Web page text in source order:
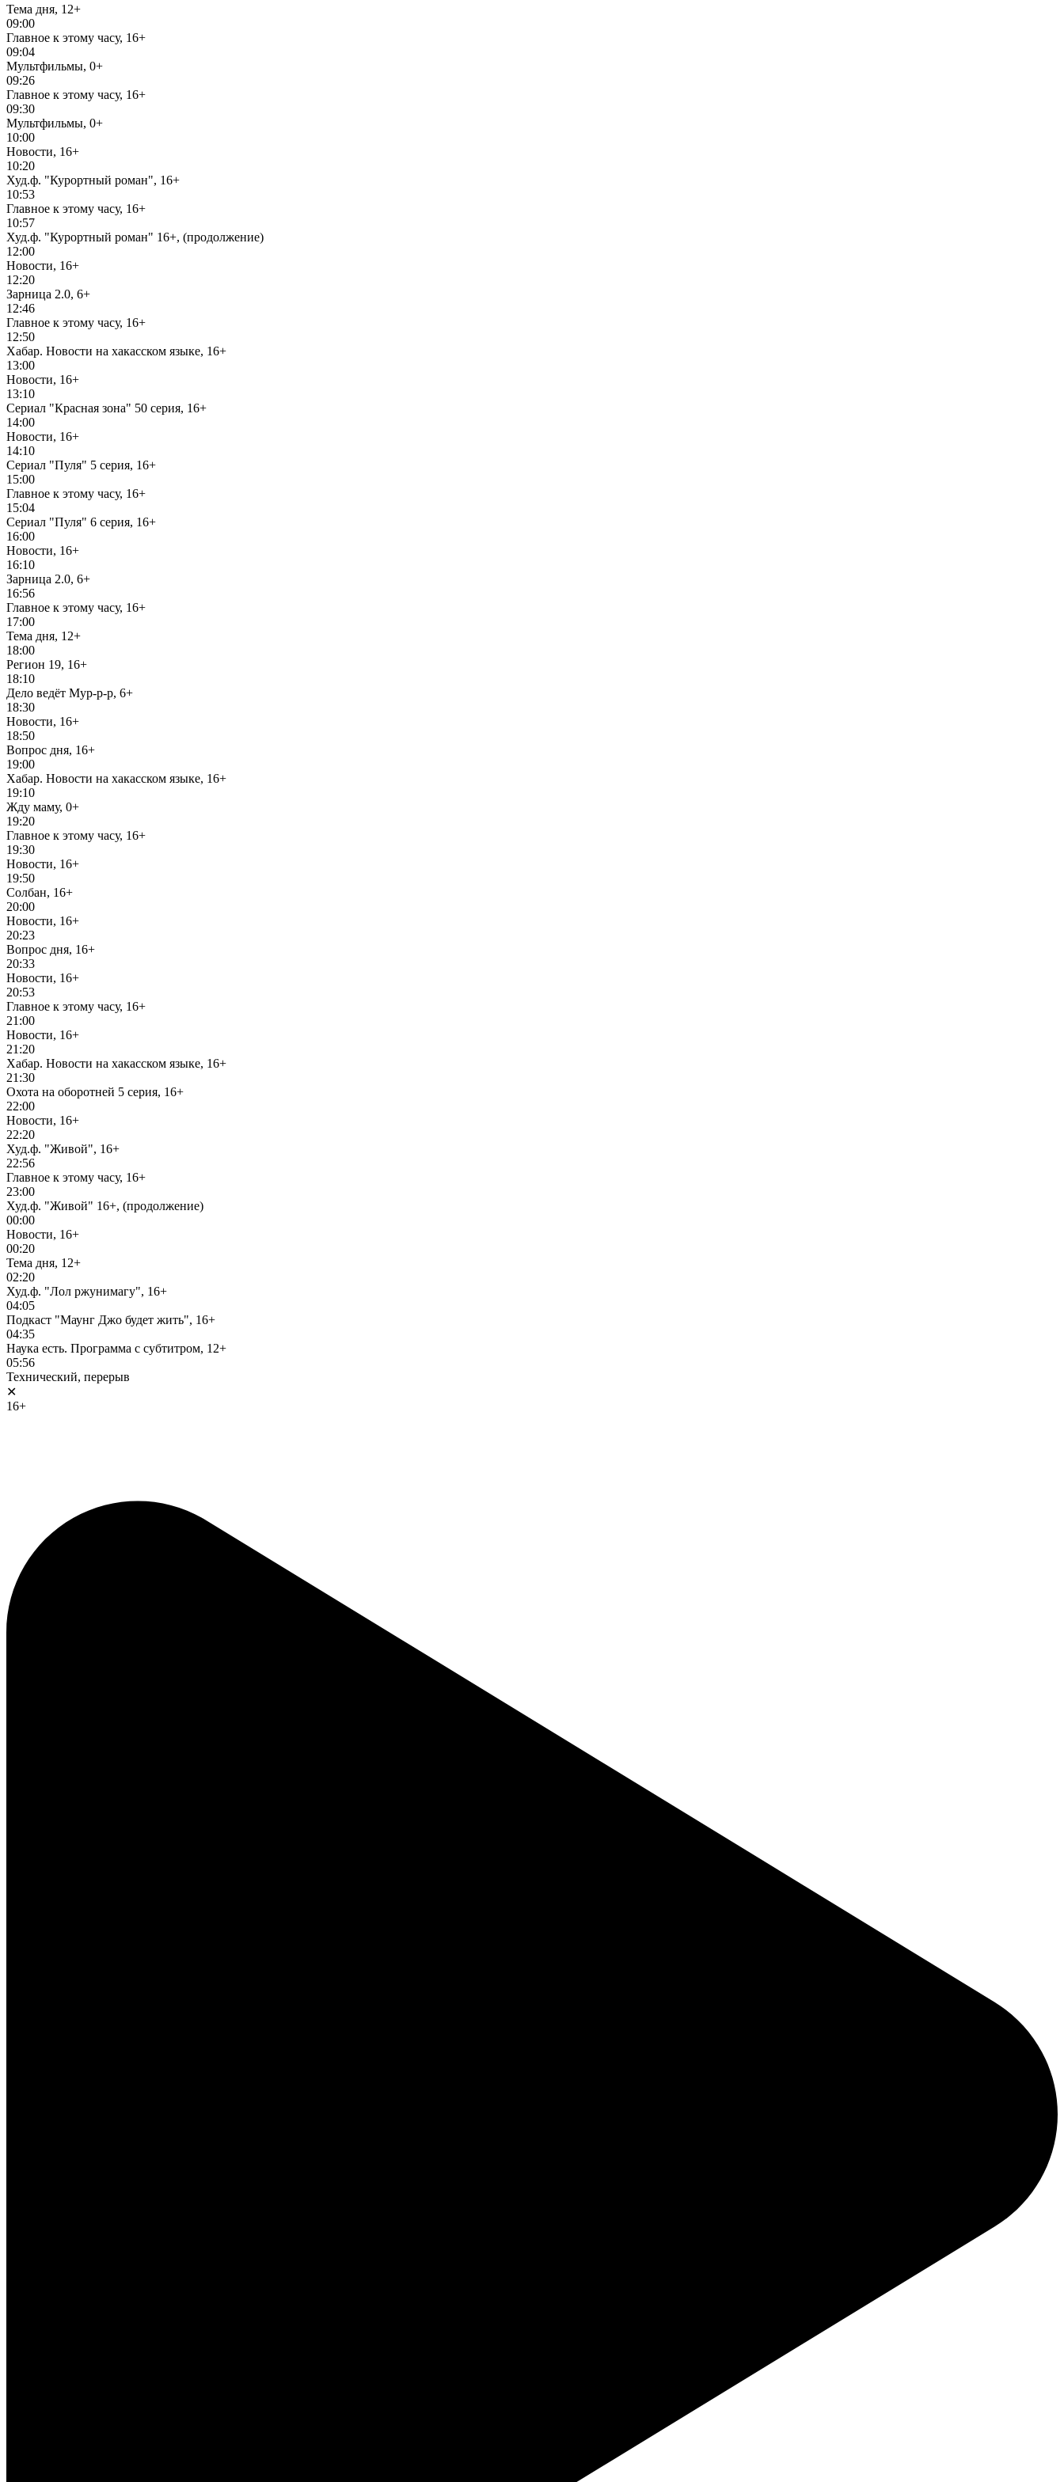
Тема дня, 12+
09:00
Главное к этому часу, 16+
09:04
Мультфильмы, 0+
09:26
Главное к этому часу, 16+
09:30
Мультфильмы, 0+
10:00
Новости, 16+
10:20
Худ.ф. "Курортный роман", 16+
10:53
Главное к этому часу, 16+
10:57
Худ.ф. "Курортный роман" 16+, (продолжение)
12:00
Новости, 16+
12:20
Зарница 2.0, 6+
12:46
Главное к этому часу, 16+
12:50
Хабар. Новости на хакасском языке, 16+
13:00
Новости, 16+
13:10
Сериал "Красная зона" 50 серия, 16+
14:00
Новости, 16+
14:10
Сериал "Пуля" 5 серия, 16+
15:00
Главное к этому часу, 16+
15:04
Сериал "Пуля" 6 серия, 16+
16:00
Новости, 16+
16:10
Зарница 2.0, 6+
16:56
Главное к этому часу, 16+
17:00
Тема дня, 12+
18:00
Регион 19, 16+
18:10
Дело ведёт Мур-р-р, 6+
18:30
Новости, 16+
18:50
Вопрос дня, 16+
19:00
Хабар. Новости на хакасском языке, 16+
19:10
Жду маму, 0+
19:20
Главное к этому часу, 16+
19:30
Новости, 16+
19:50
Солбан, 16+
20:00
Новости, 16+
20:23
Вопрос дня, 16+
20:33
Новости, 16+
20:53
Главное к этому часу, 16+
21:00
Новости, 16+
21:20
Хабар. Новости на хакасском языке, 16+
21:30
Охота на оборотней 5 серия, 16+
22:00
Новости, 16+
22:20
Худ.ф. "Живой", 16+
22:56
Главное к этому часу, 16+
23:00
Худ.ф. "Живой" 16+, (продолжение)
00:00
Новости, 16+
00:20
Тема дня, 12+
02:20
Худ.ф. "Лол ржунимагу", 16+
04:05
Подкаст "Маунг Джо будет жить", 16+
04:35
Наука есть. Программа с субтитром, 12+
05:56
Технический, перерыв
✕
16+